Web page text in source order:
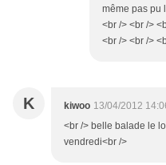
même pas pu
<br /> <br />
<br /> <br />
K kiwoo 13/04/2012
<br /> belle balade le
vendredi<br />